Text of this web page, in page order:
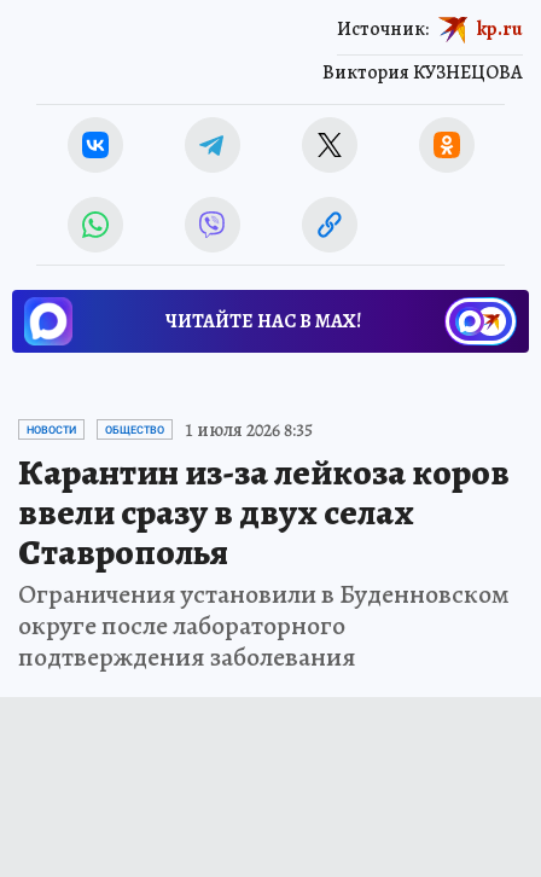
Виктория КУЗНЕЦОВА
Источник: kp.ru
ЧИТАЙТЕ НАС В МАХ!
НОВОСТИ ОБЩЕСТВО 1 июля 2026 8:35
Карантин из-за лейкоза коров
ввели сразу в двух селах
Ставрополья
Ограничения установили в Буденновском
округе после лабораторного
подтверждения заболевания